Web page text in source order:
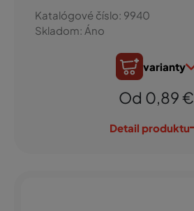
Katalógové číslo: 9940
Skladom: Áno
varianty
Od 0,89 €
Detail produktu